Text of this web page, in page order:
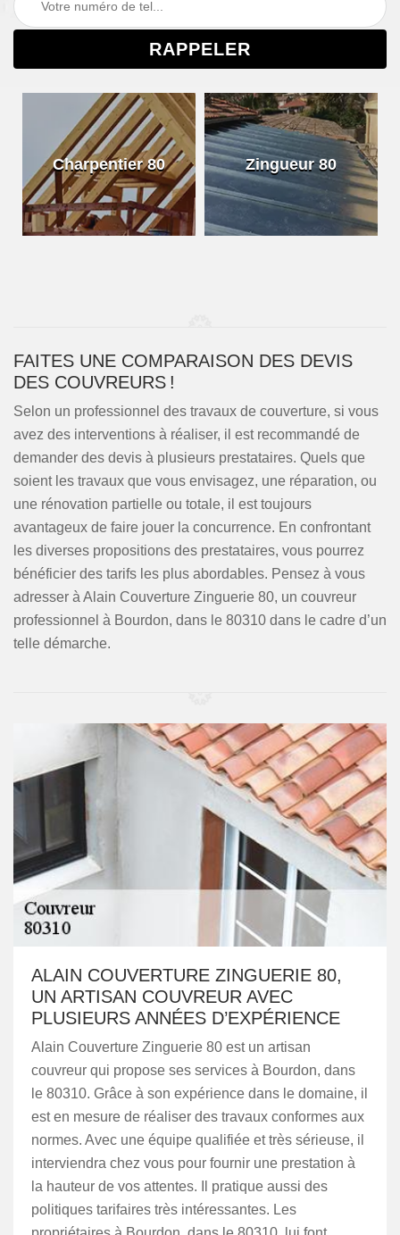
Charpentier 80 Zingueur 80
FAITES UNE COMPARAISON DES DEVIS
DES COUVREURS !
Selon un professionnel des travaux de couverture, si vous
avez des interventions à réaliser, il est recommandé de
demander des devis à plusieurs prestataires. Quels que
soient les travaux que vous envisagez, une réparation, ou
une rénovation partielle ou totale, il est toujours
avantageux de faire jouer la concurrence. En confrontant
les diverses propositions des prestataires, vous pourrez
bénéficier des tarifs les plus abordables. Pensez à vous
adresser à Alain Couverture Zinguerie 80, un couvreur
professionnel à Bourdon, dans le 80310 dans le cadre d’un
telle démarche.
ALAIN COUVERTURE ZINGUERIE 80,
UN ARTISAN COUVREUR AVEC
PLUSIEURS ANNÉES D’EXPÉRIENCE
Alain Couverture Zinguerie 80 est un artisan
couvreur qui propose ses services à Bourdon, dans
le 80310. Grâce à son expérience dans le domaine, il
est en mesure de réaliser des travaux conformes aux
normes. Avec une équipe qualifiée et très sérieuse, il
interviendra chez vous pour fournir une prestation à
la hauteur de vos attentes. Il pratique aussi des
politiques tarifaires très intéressantes. Les